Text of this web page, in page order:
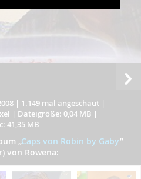
| 1.149 mal angeschaut|
| Dateigröße: 0,04 MB |
41,35 MB
„Caps von Robin by Gaby”
von Rowena: